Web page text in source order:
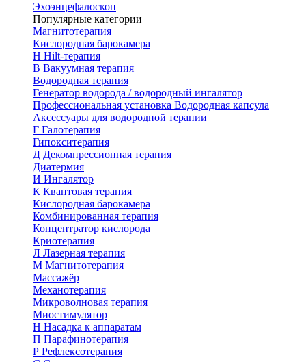
Эхоэнцефалоскоп
Популярные категории
Магнитотерапия
Кислородная барокамера
H Hilt-терапия
В Вакуумная терапия
Водородная терапия
Генератор водорода / водородный ингалятор
Профессиональная установка Водородная капсула
Аксессуары для водородной терапии
Г Галотерапия
Гипокситерапия
Д Декомпрессионная терапия
Диатермия
И Ингалятор
К Квантовая терапия
Кислородная барокамера
Комбинированная терапия
Концентратор кислорода
Криотерапия
Л Лазерная терапия
М Магнитотерапия
Массажёр
Механотерапия
Микроволновая терапия
Миостимулятор
Н Насадка к аппаратам
П Парафинотерапия
Р Рефлексотерапия